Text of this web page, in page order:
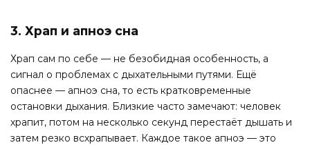
3. Храп и апноэ сна
Храп сам по себе — не безобидная особенность, а
сигнал о проблемах с дыхательными путями. Ещё
опаснее — апноэ сна, то есть кратковременные
остановки дыхания. Близкие часто замечают: человек
храпит, потом на несколько секунд перестаёт дышать и
затем резко всхрапывает. Каждое такое апноэ — это